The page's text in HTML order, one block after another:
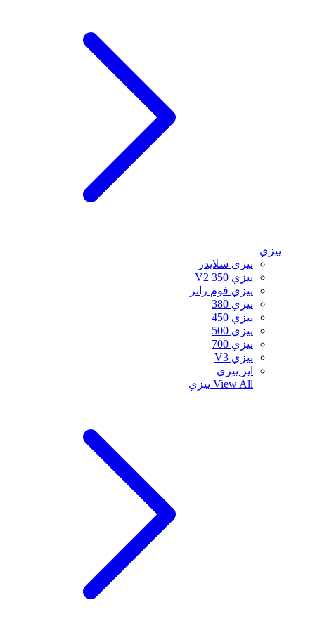
ييزي
ييزي سلايدز
ييزي 350 V2
ييزي فوم رانر
ييزي 380
ييزي 450
ييزي 500
ييزي 700
ييزي V3
اير ييزي
View All ييزي